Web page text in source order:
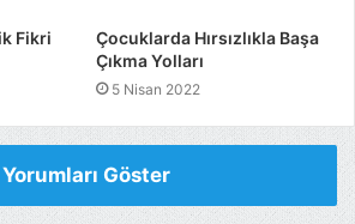
Fikri
Çocuklarda Hırsızlıkla Başa
Çıkma Yolları
5 Nisan 2022
Yorumları Göster